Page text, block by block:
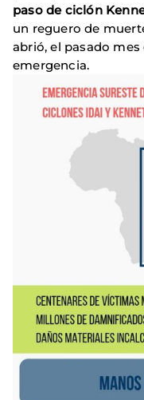
paso de ciclón
un reguero de
abrió, el pasado
emergencia.